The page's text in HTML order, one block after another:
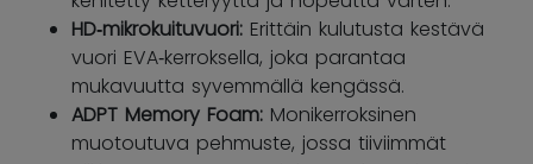
HD‑mikrokuituvuori: Erittäin kulutusta kestävä
vuori EVA‑kerroksella, joka parantaa
mukavuutta syvemmällä kengässä.
ADPT Memory Foam: Monikerroksinen
muotoutuva pehmuste, jossa tiiviimmät